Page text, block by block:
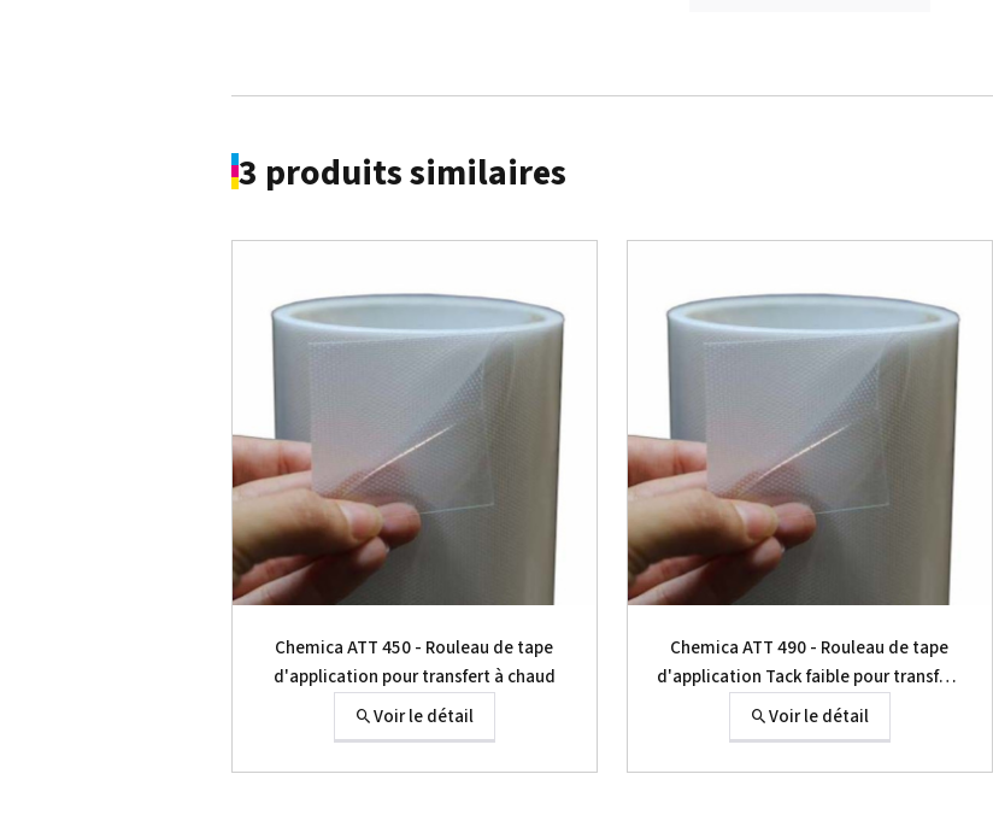
Voir le détail
3 produits similaires
Chemica ATT 450 - Rouleau de tape
d'application pour transfert à chaud
Voir le détail
Chemica ATT 490 - Rouleau de tape
d'application Tack faible pour transfert
à chaud
Voir le détail